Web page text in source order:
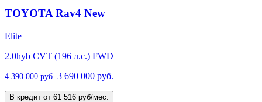
TOYOTA Rav4 New
Elite
2.0hyb CVT (196 л.с.) FWD
4 390 000 руб. 3 690 000 руб.
В кредит от 61 516 руб/мес.